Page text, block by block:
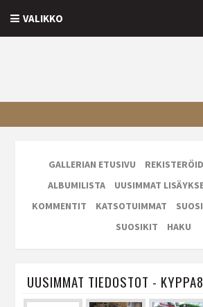
VALIKKO
GALLERIAN ETUSIVU
ALBUMILISTA
UUSIMMAT
KOMMENTIT
KATSOTUIMMAT
SUOSIKIT
HAKU
UUSIMMAT TIEDOSTOT -